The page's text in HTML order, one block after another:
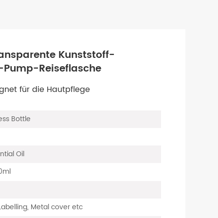
Kunststoff-
Reiseflasche
für die Hautpflege
Bottle
Oil
Metal cover etc